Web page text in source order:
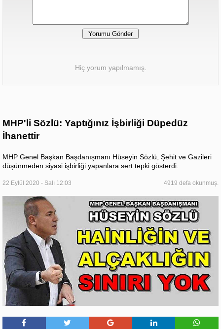
Hiç yorum yapılmamış.
MHP'li Sözlü: Yaptığınız İşbirliği Düpedüz
İhanettir
MHP Genel Başkan Başdanışmanı Hüseyin Sözlü, Şehit ve Gazileri
düşünmeden siyasi işbirliği yapanlara sert tepki gösterdi.
22 Eylül 2020 - Salı 12:03 4919 defa okunmuş.